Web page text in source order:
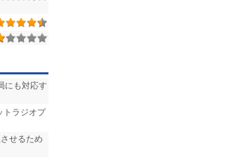
にも対応す
トラジオプ
せるため